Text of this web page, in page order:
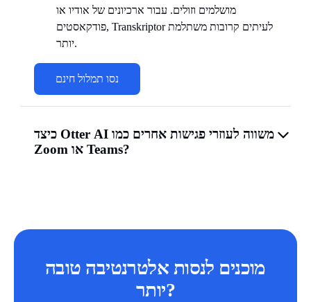
מושלמים וזולים. עבור ארכיונים של אודיו או
פודקאסטים, Transkriptor לעיתים קרובות משתלמת
יותר.
נסו תמלול חינם
כיצד Otter AI משווה לעוזרי פגישות אחרים כמו
Zoom או Teams?
מוכנים לנסות אלטרנטיבה טובה
יותר?